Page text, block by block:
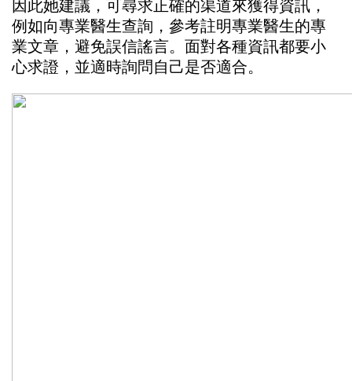
因此她建議，可尋求正確的渠道來獲得資訊，
例如向專業醫生查詢，參考註明專業醫生的專
業文章，避免誤信謠言。面對各種資訊都要小
心求證，並適時詢問自己是否適合。